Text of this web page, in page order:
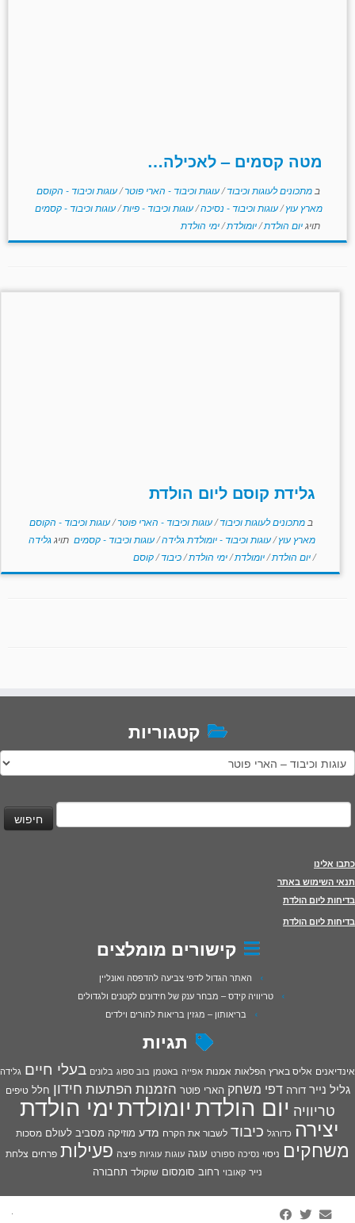
מטה קסמים – לאכילה…
ב מתכונים לעוגות וכיבוד/עוגות וכיבוד - הארי פוטר/עוגות וכיבוד - הקוסם
מארץ עוץ/עוגות וכיבוד - נסיכה/עוגות וכיבוד - פיות/עוגות וכיבוד - קסמים
תויגיום הולדת/יומולדת/ימי הולדת
גלידת קוסם ליום הולדת
ב מתכונים לעוגות וכיבוד/עוגות וכיבוד - הארי פוטר/עוגות וכיבוד - הקוסם
מארץ עוץ/עוגות וכיבוד - יומולדת גלידה/עוגות וכיבוד - קסמים תויגגלידה
/יום הולדת/יומולדת/ימי הולדת/כיבוד/קוסם
קטגוריות
קטגוריות
חיפוש:
כתבו אלינו
תנאי השימוש באתר
בדיחות ליום הולדת
בדיחות ליום הולדת
קישורים מומלצים
האתר הגדול לדפי צביעה להדפסה ואונליין
טריוויה קידס – מבחר ענק של חידונים לקטנים ולגדולים
בריאותון – מגזין בריאות להורים וילדים
תגיות
אינדיאנים אליס בארץ הפלאות אמנות אפייה באטמן בוב ספוג בלונים בעלי חיים גלידה
גליל נייר דורה דפי משחק הארי פוטר הזמנות הפתעות חידון חלל טיפים
טריוויה יום הולדתיומולדתימי הולדת
יצירה כדורגל כיבוד לשבור את הקרח מדע מוזיקה מסביב לעולם מסכות
משחקים ניסוי נסיכה ספורט עוגה עוגות עוגיות פיצה פעילות פרחים צלחת
נייר קאובוי רחוב סומסום שוקולד תחבורה
·